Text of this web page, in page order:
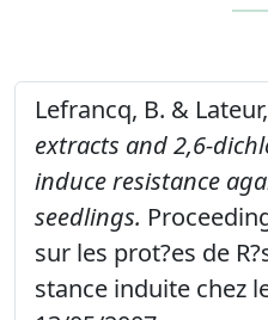
Lefrancq, B. &
extracts and 2,6-
induce resistance
seedlings.
sur les prot?es de
stance induite chez